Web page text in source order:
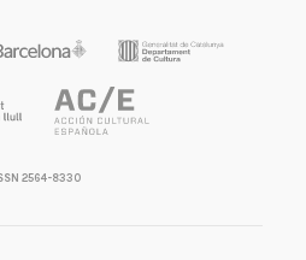
2564-8330